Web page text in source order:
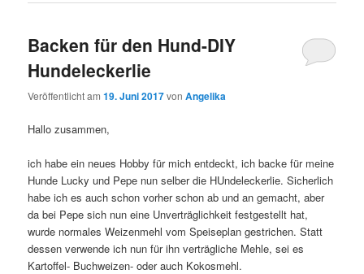
Backen für den Hund-DIY
Hundeleckerlie
Veröffentlicht am19. Juni 2017vonAngelika
Hallo zusammen,
ich habe ein neues Hobby für mich entdeckt, ich backe für meine
Hunde Lucky und Pepe nun selber die HUndeleckerlie. Sicherlich
habe ich es auch schon vorher schon ab und an gemacht, aber
da bei Pepe sich nun eine Unverträglichkeit festgestellt hat,
wurde normales Weizenmehl vom Speiseplan gestrichen. Statt
dessen verwende ich nun für ihn verträgliche Mehle, sei es
Kartoffel- Buchweizen- oder auch Kokosmehl.